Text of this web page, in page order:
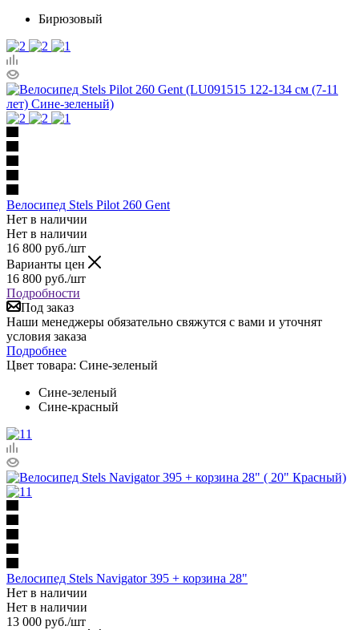
Бирюзовый
Велосипед Stels Pilot 260 Gent
Нет в наличии
Нет в наличии
16 800 руб./шт
Варианты цен
16 800 руб./шт
Подробности
Под заказ
Наши менеджеры обязательно свяжутся с вами и уточнят
условия заказа
Подробнее
Цвет товара: Сине-зеленый
Сине-зеленый
Сине-красный
Велосипед Stels Navigator 395 + корзина 28"
Нет в наличии
Нет в наличии
13 000 руб./шт